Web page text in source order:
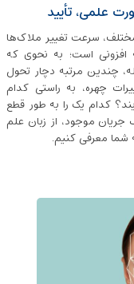
علمی، تأیید
سرعت تغییر ملاک‌ها
افزونی است؛ به نحوی که
چندین مرتبه دچار تحول
چهره، به راستی کدام
کدام یک را به طور قطع
موجود، از زبان علم
شما معرفی کنیم.